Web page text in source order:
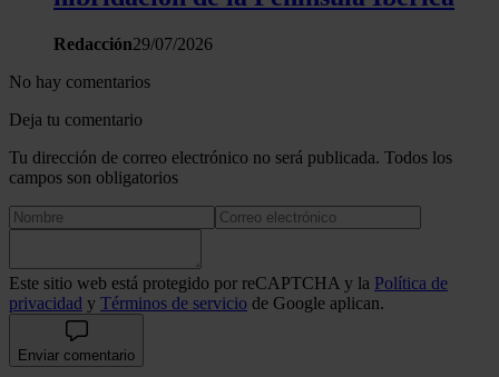
Redacción29/07/2026
No hay comentarios
Deja tu comentario
Tu dirección de correo electrónico no será publicada. Todos los
campos son obligatorios
Este sitio web está protegido por reCAPTCHA y la Política de
privacidad y Términos de servicio de Google aplican.
Enviar comentario